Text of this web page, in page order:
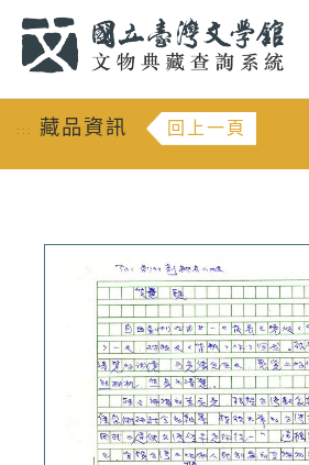
::: 藏品資訊 回上一頁